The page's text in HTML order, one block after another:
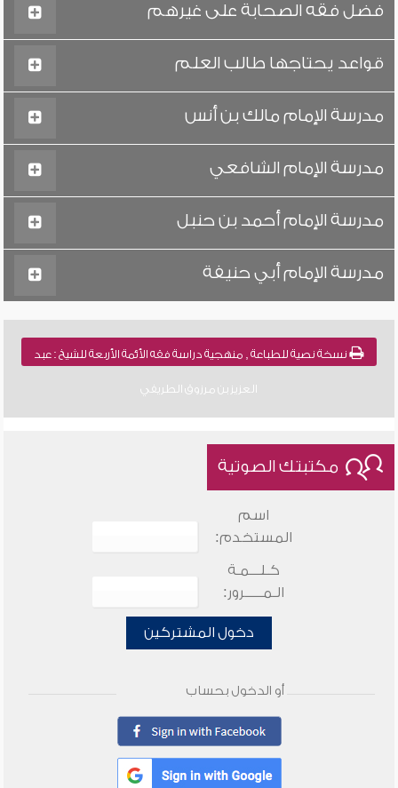
فضل فقه الصحابة على غيرهم
قواعد يحتاجها طالب العلم
مدرسة الإمام مالك بن أنس
مدرسة الإمام الشافعي
مدرسة الإمام أحمد بن حنبل
مدرسة الإمام أبي حنيفة
نسخة نصية للطباعة , منهجية دراسة فقه الأئمة الأربعة للشيخ : عبد
العزيز بن مرزوق الطريفي
مكتبتك الصوتية
اسم
المستخدم:
كـلـــمـة
الـمـــــرور:
دخول المشتركين
أو الدخول بحساب